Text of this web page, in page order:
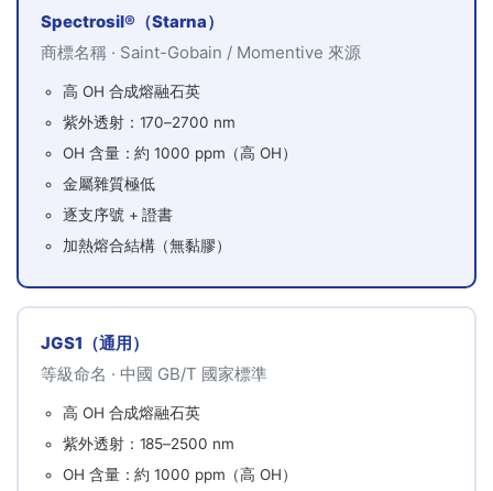
Spectrosil®（Starna）
商標名稱 · Saint-Gobain / Momentive 來源
高 OH 合成熔融石英
紫外透射：170–2700 nm
OH 含量：約 1000 ppm（高 OH）
金屬雜質極低
逐支序號 + 證書
加熱熔合結構（無黏膠）
JGS1（通用）
等級命名 · 中國 GB/T 國家標準
高 OH 合成熔融石英
紫外透射：185–2500 nm
OH 含量：約 1000 ppm（高 OH）